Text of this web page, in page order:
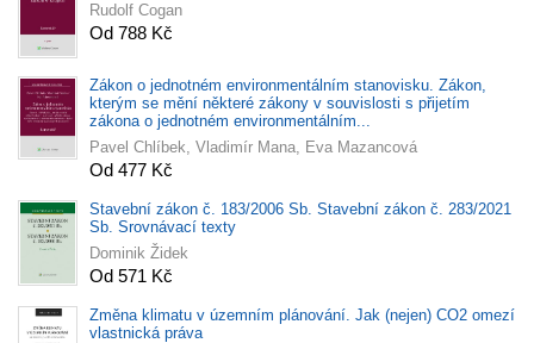
Rudolf Cogan
Od 788 Kč
Zákon o jednotném environmentálním stanovisku. Zákon,
kterým se mění některé zákony v souvislosti s přijetím
zákona o jednotném environmentálním...
Pavel Chlíbek, Vladimír Mana, Eva Mazancová
Od 477 Kč
Stavební zákon č. 183/2006 Sb. Stavební zákon č. 283/2021
Sb. Srovnávací texty
Dominik Židek
Od 571 Kč
Změna klimatu v územním plánování. Jak (nejen) CO2 omezí
vlastnická práva